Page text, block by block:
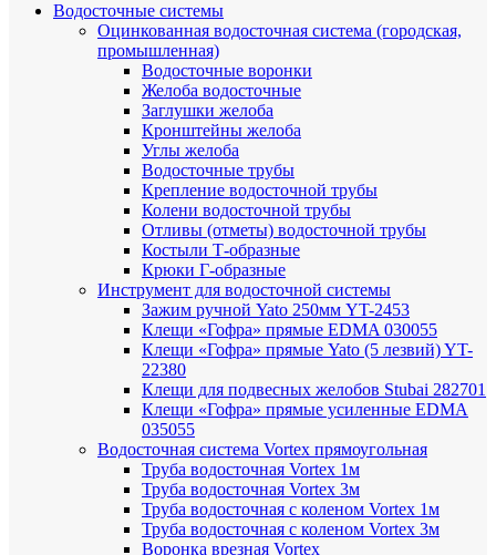
Водосточные системы
Оцинкованная водосточная система (городская,
промышленная)
Водосточные воронки
Желоба водосточные
Заглушки желоба
Кронштейны желоба
Углы желоба
Водосточные трубы
Крепление водосточной трубы
Колени водосточной трубы
Отливы (отметы) водосточной трубы
Костыли Т-образные
Крюки Г-образные
Инструмент для водосточной системы
Зажим ручной Yato 250мм YT-2453
Клещи «Гофра» прямые EDMA 030055
Клещи «Гофра» прямые Yato (5 лезвий) YT-
22380
Клещи для подвесных желобов Stubai 282701
Клещи «Гофра» прямые усиленные EDMA
035055
Водосточная система Vortex прямоугольная
Труба водосточная Vortex 1м
Труба водосточная Vortex 3м
Труба водосточная с коленом Vortex 1м
Труба водосточная с коленом Vortex 3м
Воронка врезная Vortex